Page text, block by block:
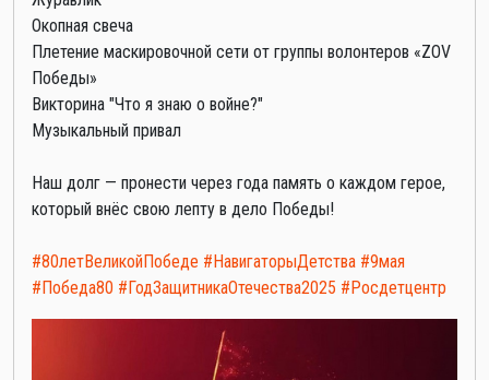
Окопная свеча
Плетение маскировочной сети от группы волонтеров «ZOV
Победы»
Викторина "Что я знаю о войне?"
Музыкальный привал
Наш долг — пронести через года память о каждом герое,
который внёс свою лепту в дело Победы!
#80летВеликойПобеде #НавигаторыДетства #9мая
#Победа80 #ГодЗащитникаОтечества2025 #Росдетцентр